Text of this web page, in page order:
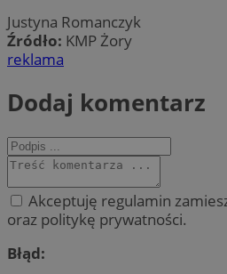
Justyna Romanczyk
Źródło: KMP Żory
reklama
Dodaj komentarz
Akceptuję regulamin
oraz politykę prywatności.
Błąd: